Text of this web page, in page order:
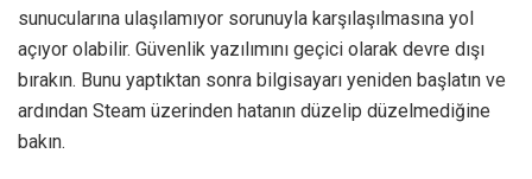
sunucularına ulaşılamıyor sorunuyla karşılaşılmasına yol
açıyor olabilir. Güvenlik yazılımını geçici olarak devre dışı
bırakın. Bunu yaptıktan sonra bilgisayarı yeniden başlatın ve
ardından Steam üzerinden hatanın düzelip düzelmediğine
bakın.